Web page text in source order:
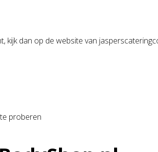
dan op de website van
proberen